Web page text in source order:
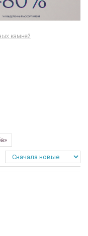
камней